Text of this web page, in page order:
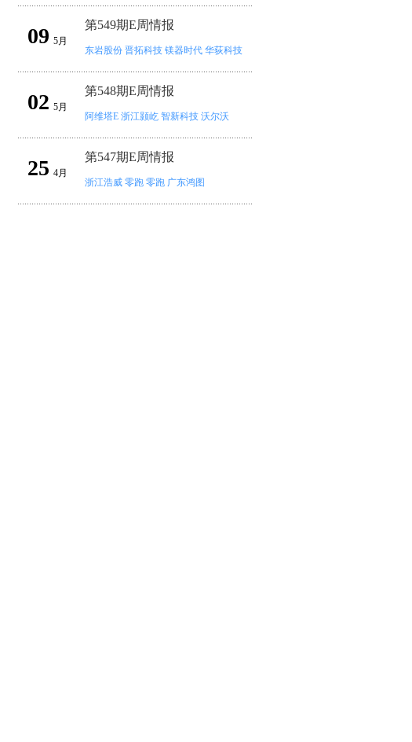
09 5月
第549期E周情报
东岩股份 晋拓科技 镁器时代 华荻科技
02 5月
第548期E周情报
阿维塔E 浙江颢屹 智新科技 沃尔沃
25 4月
第547期E周情报
浙江浩威 零跑 零跑 广东鸿图